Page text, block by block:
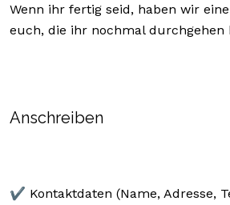
Wenn ihr fertig seid, haben wir
euch, die ihr nochmal durchgehen
Anschreiben
✔️ Kontaktdaten (Name, Adresse,